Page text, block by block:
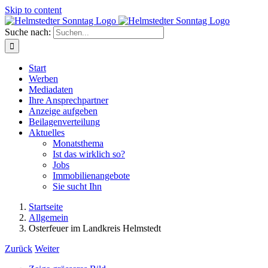
Skip to content
Suche nach:
Start
Werben
Mediadaten
Ihre Ansprechpartner
Anzeige aufgeben
Beilagenverteilung
Aktuelles
Monatsthema
Ist das wirklich so?
Jobs
Immobilienangebote
Sie sucht Ihn
Startseite
Allgemein
Osterfeuer im Landkreis Helmstedt
Zurück Weiter